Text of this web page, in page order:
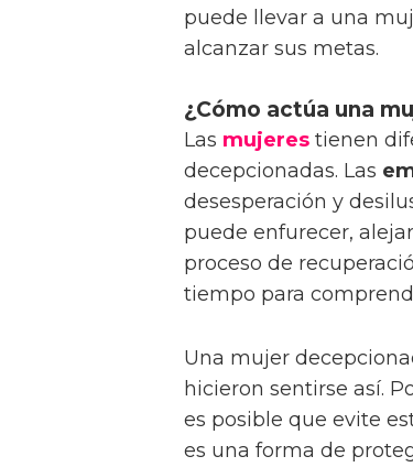
puede llevar a una
alcanzar sus metas.
¿Cómo actúa una
Las mujeres tienen
decepcionadas. Las
desesperación y
puede enfurecer,
proceso de
tiempo para
Una mujer
hicieron sentirse así.
es posible que evite
es una forma de